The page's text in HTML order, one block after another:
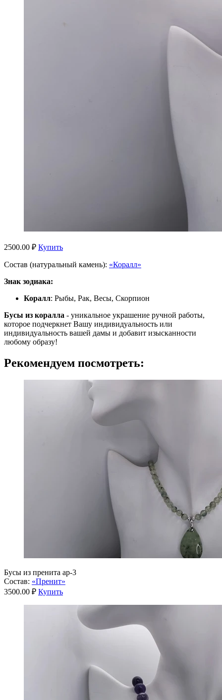
2500.00 ₽ Купить
Состав (натуральный камень): «Коралл»
Знак зодиака:
Коралл: Рыбы, Рак, Весы, Скорпион
Бусы из коралла - уникальное украшение ручной работы,
которое подчеркнет Вашу индивидуальность или
индивидуальность вашей дамы и добавит изысканности
любому образу!
Рекомендуем посмотреть:
Бусы из пренита ар-3
Состав: «Пренит»
3500.00 ₽ Купить